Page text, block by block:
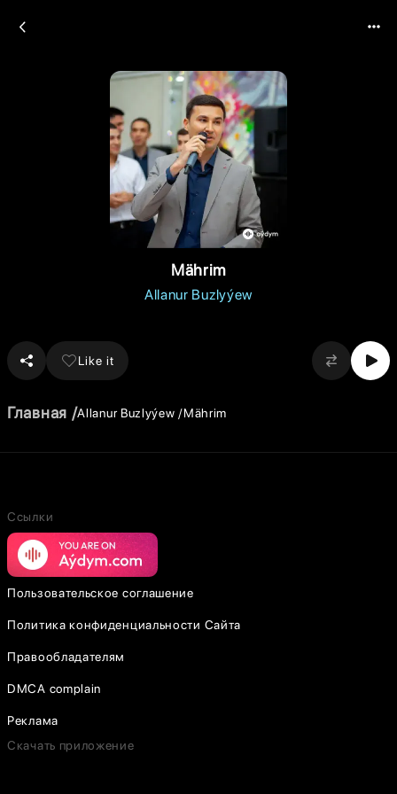
Mährim
Allanur Buzlyýew
Like it
Главная Allanur Buzlyýew Mährim
Ссылки
Пользовательское соглашение
Политика конфиденциальности Сайта
Правообладателям
DMCA complain
Реклама
Скачать приложение